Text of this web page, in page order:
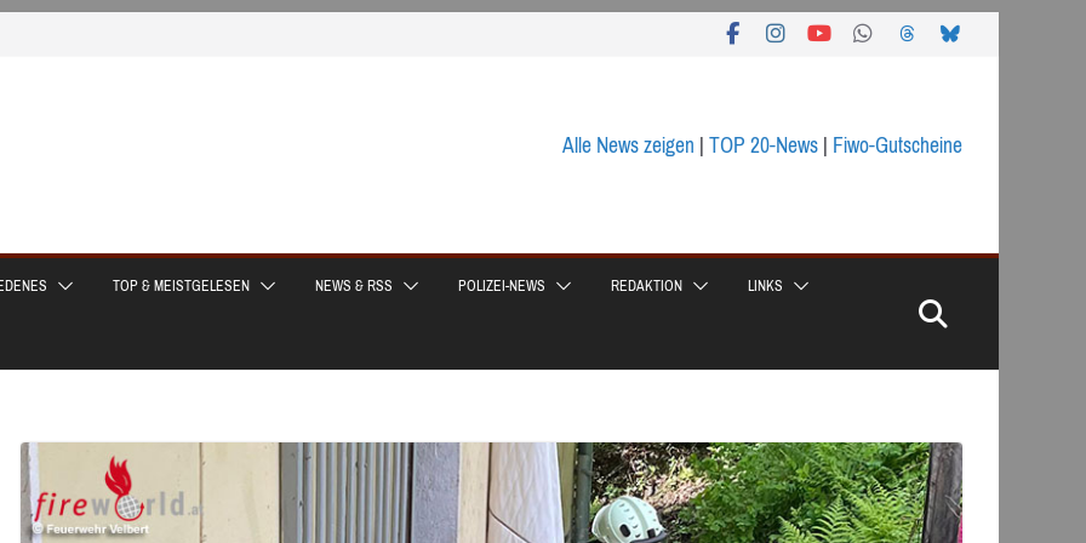
Alle News zeigen|TOP 20-News|Fiwo-Gutscheine
TOP & MEISTGELESEN NEWS & RSS POLIZEI-NEWS REDAKTION LINKS